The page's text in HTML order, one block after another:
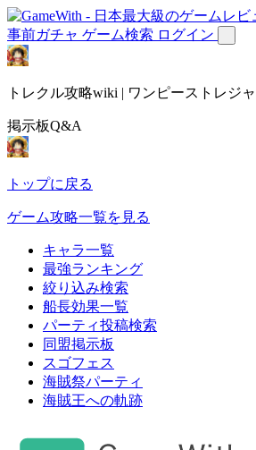
事前ガチャ ゲーム検索 ログイン
トレクル攻略wiki | ワンピーストレジ
掲示板Q&A
トップに戻る
ゲーム攻略一覧を見る
キャラ一覧
最強ランキング
絞り込み検索
船長効果一覧
パーティ投稿検索
同盟掲示板
スゴフェス
海賊祭パーティ
海賊王への軌跡